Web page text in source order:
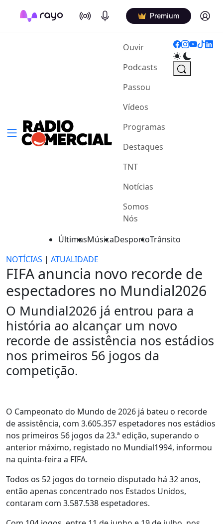
On Air Podcasts Premium Log in
Ouvir(current)
Podcasts
Passou
Vídeos
Programas
Destaques
TNT
Notícias
Somos
Nós
ÚltimasMúsicaDesportoTrânsito
NOTÍCIAS | ATUALIDADE
FIFA anuncia novo recorde de
espectadores no Mundial2026
O Mundial2026 já entrou para a
história ao alcançar um novo
recorde de assistência nos estádios
nos primeiros 56 jogos da
competição.
O Campeonato do Mundo de 2026 já bateu o recorde
de assistência, com 3.605.357 espetadores nos estádios
nos primeiros 56 jogos da 23.ª edição, superando o
anterior máximo, registado no Mundial1994, informou
na quinta-feira a FIFA.
Todos os 52 jogos do torneio disputado há 32 anos,
então apenas concentrado nos Estados Unidos,
contaram com 3.587.538 espetadores.